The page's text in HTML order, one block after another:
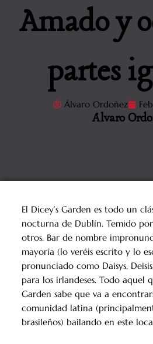
Amado y
partes
Álvaro Ordoñez
Álvaro
El Dicey’s Garden es todo un
nocturna de Dublín.Temido
otros. Bar de nombre
mayoría (lo veréis escrito y lo
pronunciado como Daisys,
para los irlandeses. Todo aquel
Garden sabe que va a
comunidad latina
brasileños) bailando en este